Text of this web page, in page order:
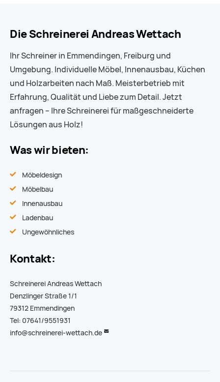
Die Schreinerei Andreas Wettach
Ihr Schreiner in Emmendingen, Freiburg und
Umgebung. Individuelle Möbel, Innenausbau, Küchen
und Holzarbeiten nach Maß. Meisterbetrieb mit
Erfahrung, Qualität und Liebe zum Detail. Jetzt
anfragen – Ihre Schreinerei für maßgeschneiderte
Lösungen aus Holz!
Was wir bieten:
Möbeldesign
Möbelbau
Innenausbau
Ladenbau
Ungewöhnliches
Kontakt:
Schreinerei Andreas Wettach
Denzlinger Straße 1/1
79312 Emmendingen
Tel: 07641/9551931
info@schreinerei-wettach.de